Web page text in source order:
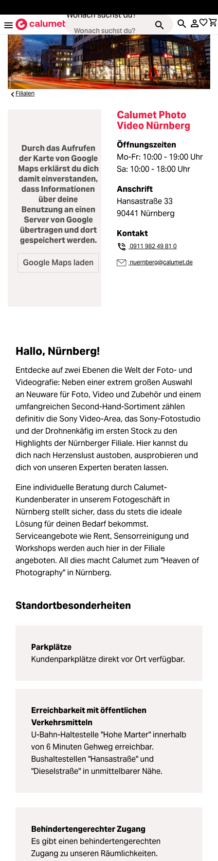
Wonach suchst du?
Kameras
Loading...
Video & Drohnen
Loading...
Stative & Gimbals
Loading...
Taschen
Loading...
Zubehör
Loading...
Licht & Studio
Loading...
Bildbearbeitung
Loading...
SALE
Loading...
Filialen
Durch das Aufrufen
der Karte von Google
Maps erklärst du dich
damit einverstanden,
dass Informationen
über deine
Benutzung an einen
Server von Google
übertragen und dort
gespeichert werden.
Calumet Photo
Video Nürnberg
Öffnungszeiten
Mo-Fr: 10:00 - 19:00 Uhr
Sa: 10:00 - 18:00 Uhr
Anschrift
Hansastraße 33
90441 Nürnberg
Kontakt
0911 982 49 81 0
nuernberg@calumet.de
Hallo, Nürnberg!
Entdecke auf zwei Ebenen die Welt der Foto- und
Videografie: Neben einer extrem großen Auswahl
an Neuware für Foto, Video und Zubehör und einem
umfangreichen Second-Hand-Sortiment zählen
definitiv die Sony Video-Area, das Sony-Fotostudio
und der Drohnenkäfig im ersten Stock zu den
Highlights der Nürnberger Filiale. Hier kannst du
dich nach Herzenslust austoben, ausprobieren und
dich von unseren Experten beraten lassen.
Eine individuelle Beratung durch Calumet-
Kundenberater in unserem Fotogeschäft in
Nürnberg stellt sicher, dass du stets die ideale
Lösung für deinen Bedarf bekommst.
Serviceangebote wie Rent, Sensorreinigung und
Workshops werden auch hier in der Filiale
angeboten. All dies macht Calumet zum "Heaven of
Photography" in Nürnberg.
Standortbesonderheiten
Parkplätze
Kundenparkplätze direkt vor Ort verfügbar.
Erreichbarkeit mit öffentlichen
Verkehrsmitteln
U-Bahn-Haltestelle "Hohe Marter" innerhalb
von 6 Minuten Gehweg erreichbar.
Bushaltestellen "Hansastraße" und
"Dieselstraße" in unmittelbarer Nähe.
Behindertengerechter Zugang
Es gibt einen behindertengerechten
Zugang zu unseren Räumlichkeiten.